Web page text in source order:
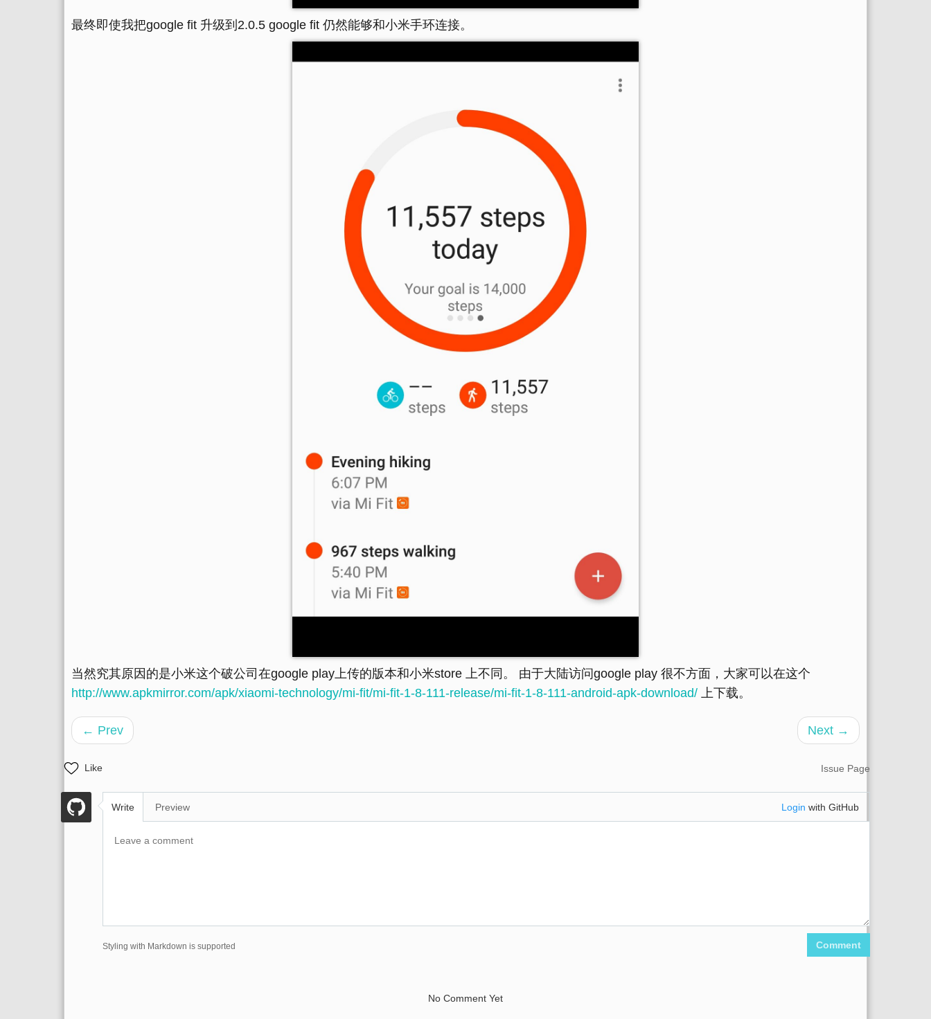
最终即使我把google fit 升级到2.0.5 google fit 仍然能够和小米手环连接。
当然究其原因的是小米这个破公司在google play上传的版本和小米store 上不同。 由于大陆访问google play 很不方面，大家可以在这个
http://www.apkmirror.com/apk/xiaomi-technology/mi-fit/mi-fit-1-8-111-release/mi-fit-1-8-111-android-apk-download/ 上下载。
← Prev Next →
Like Issue Page
Write Preview Login with GitHub
Styling with Markdown is supported Comment
No Comment Yet